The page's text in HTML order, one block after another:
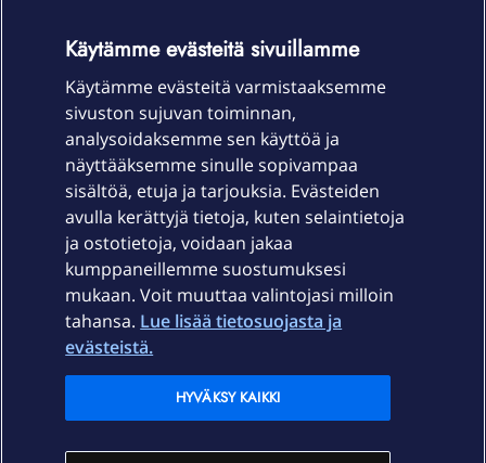
Laitteet & liittymät
Palvelut
Ajankohtaista
Elisa Oyj
In English
Käytämme evästeitä sivuillamme
Käytämme evästeitä varmistaaksemme
sivuston sujuvan toiminnan,
analysoidaksemme sen käyttöä ja
näyttääksemme sinulle sopivampaa
sisältöä, etuja ja tarjouksia. Evästeiden
avulla kerättyjä tietoja, kuten selaintietoja
ja ostotietoja, voidaan jakaa
kumppaneillemme suostumuksesi
mukaan. Voit muuttaa valintojasi milloin
tahansa. Lue lisää tietosuojasta ja
evästeistä.
HYVÄKSY KAIKKI